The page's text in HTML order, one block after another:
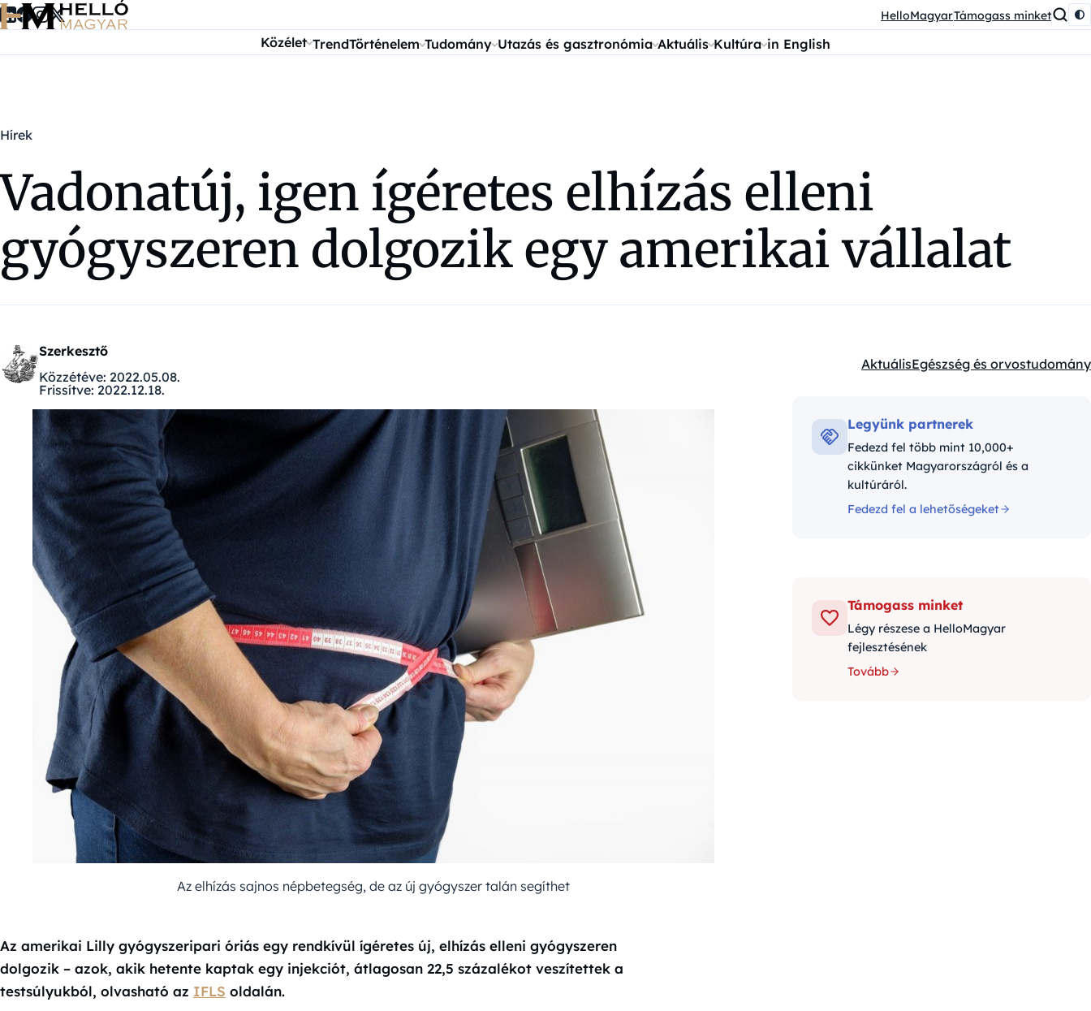
Ugrás a tartalomra HelloMagyarTámogass minket
Közélet TrendTörténelem Tudomány Utazás és gasztronómia Aktuális Kultúra in English
Hírek
Vadonatúj, igen ígéretes elhízás elleni
gyógyszeren dolgozik egy amerikai vállalat
Szerkesztő
Közzétéve: 2022.05.08.
Frissítve: 2022.12.18.
Kategóriák:
AktuálisEgészség és orvostudomány
Az elhízás sajnos népbetegség, de az új gyógyszer talán segíthet
Az amerikai Lilly gyógyszeripari óriás egy rendkívül ígéretes új, elhízás elleni gyógyszeren
dolgozik – azok, akik hetente kaptak egy injekciót, átlagosan 22,5 százalékot veszítettek a
testsúlyukból, olvasható az IFLS oldalán.
Legyünk partnerek
Fedezd fel több mint 10,000+
cikkünket Magyarországról és a
kultúráról.
Fedezd fel a lehetőségeket
Támogass minket
Légy részese a HelloMagyar
fejlesztésének
Tovább